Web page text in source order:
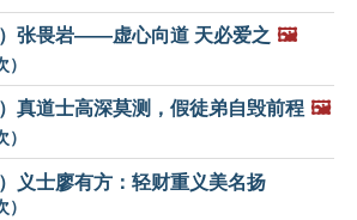
张畏岩——虚心向道 天必爱之 🖼️
）
真道士高深莫测，假徒弟自毁前程 🖼️
）
义士廖有方：轻财重义美名扬
）